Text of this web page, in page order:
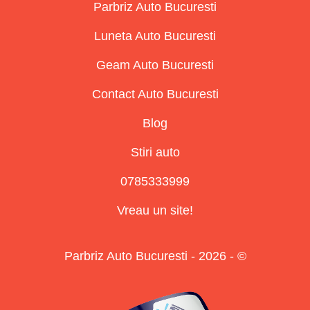
Parbriz Auto Bucuresti
Luneta Auto Bucuresti
Geam Auto Bucuresti
Contact Auto Bucuresti
Blog
Stiri auto
0785333999
Vreau un site!
Parbriz Auto Bucuresti - 2026 - ©